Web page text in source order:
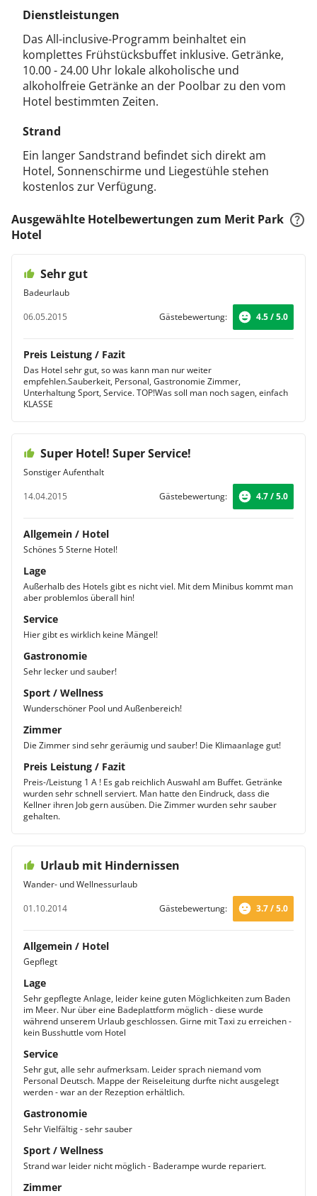
Dienstleistungen
Das All-inclusive-Programm beinhaltet ein
komplettes Frühstücksbuffet inklusive. Getränke,
10.00 - 24.00 Uhr lokale alkoholische und
alkoholfreie Getränke an der Poolbar zu den vom
Hotel bestimmten Zeiten.
Strand
Ein langer Sandstrand befindet sich direkt am
Hotel, Sonnenschirme und Liegestühle stehen
kostenlos zur Verfügung.
Ausgewählte Hotelbewertungen zum Merit Park
Hotel
Sehr gut
Badeurlaub
06.05.2015
Gästebewertung: 4.5 / 5.0
Preis Leistung / Fazit
Das Hotel sehr gut, so was kann man nur weiter
empfehlen.Sauberkeit, Personal, Gastronomie Zimmer,
Unterhaltung Sport, Service. TOP!Was soll man noch sagen, einfach
KLASSE
Super Hotel! Super Service!
Sonstiger Aufenthalt
14.04.2015
Gästebewertung: 4.7 / 5.0
Allgemein / Hotel
Schönes 5 Sterne Hotel!
Lage
Außerhalb des Hotels gibt es nicht viel. Mit dem Minibus kommt man
aber problemlos überall hin!
Service
Hier gibt es wirklich keine Mängel!
Gastronomie
Sehr lecker und sauber!
Sport / Wellness
Wunderschöner Pool und Außenbereich!
Zimmer
Die Zimmer sind sehr geräumig und sauber! Die Klimaanlage gut!
Preis Leistung / Fazit
Preis-/Leistung 1 A ! Es gab reichlich Auswahl am Buffet. Getränke
wurden sehr schnell serviert. Man hatte den Eindruck, dass die
Kellner ihren Job gern ausüben. Die Zimmer wurden sehr sauber
gehalten.
Urlaub mit Hindernissen
Wander- und Wellnessurlaub
01.10.2014
Gästebewertung: 3.7 / 5.0
Allgemein / Hotel
Gepflegt
Lage
Sehr gepflegte Anlage, leider keine guten Möglichkeiten zum Baden
im Meer. Nur über eine Badeplattform möglich - diese wurde
während unserem Urlaub geschlossen. Girne mit Taxi zu erreichen -
kein Busshuttle vom Hotel
Service
Sehr gut, alle sehr aufmerksam. Leider sprach niemand vom
Personal Deutsch. Mappe der Reiseleitung durfte nicht ausgelegt
werden - war an der Rezeption erhältlich.
Gastronomie
Sehr Vielfältig - sehr sauber
Sport / Wellness
Strand war leider nicht möglich - Baderampe wurde repariert.
Zimmer